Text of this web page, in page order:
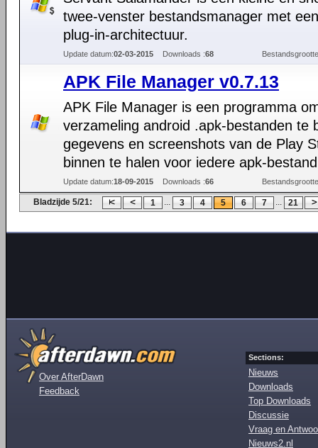
twee-venster bestandsmanager met
plug-in-architectuur.
Update datum:02-03-2015 Downloads :68
APK File Manager v0.7.13
APK File Manager is een programma
verzameling android .apk-bestanden te
gegevens en screenshots van de Play
binnen te halen voor iedere apk-
Update datum:18-09-2015 Downloads :66
Bladzijde 5/21: 1 ... 3 4 5 6 7 ... 21
Over AfterDawn
Feedback
Sections:
Nieuws
Downloads
Top Downloads
Discussie
Vraag en
Nieuws2.nl